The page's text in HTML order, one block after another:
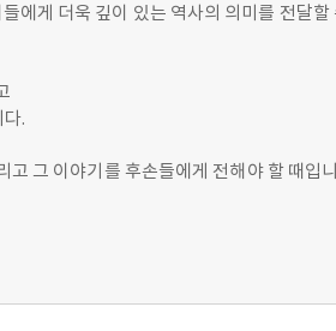
에게 더욱 깊이 있는 역사의 의미를 전달할
.
그 이야기를 후손들에게 전해야 할 때입